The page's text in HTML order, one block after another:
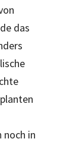
das
noch in